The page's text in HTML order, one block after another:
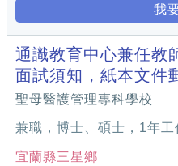
我
通識教育中心兼任教
面試須知，紙本文件
聖母醫護管理專科學校
兼職，博士、碩士，1年工
宜蘭縣三星鄉